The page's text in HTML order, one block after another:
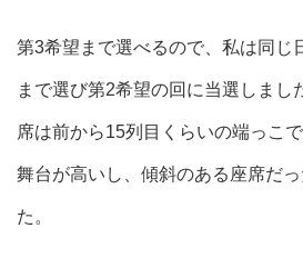
第3希望まで選べるので、私は同じ
まで選び第2希望の回に当選しまし
席は前から15列目くらいの端っこで
舞台が高いし、傾斜のある座席だ
た。